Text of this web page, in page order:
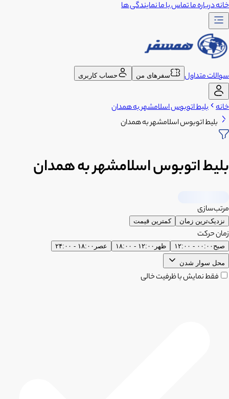
خانهدرباره ماتماس با مانمایندگی ها
سوالات متداول سفرهای من حساب کاربری
خانه بلیط اتوبوس اسلامشهر به همدان
بلیط اتوبوس اسلامشهر به همدان
بلیط اتوبوس اسلامشهر به همدان
مرتب‌سازی
نزدیک‌ترین زمان کمترین قیمت
زمان حرکت
صبح ۰۰:۰۰ - ۱۲:۰۰ ظهر ۱۲:۰۰ - ۱۸:۰۰ عصر ۱۸:۰۰ - ۲۴:۰۰
محل سوار شدن
فقط نمایش با ظرفیت خالی